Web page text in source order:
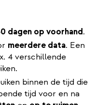
dagen op voorhand.
meerdere data. Een
4 verschillende
binnen de tijd die
tijd voor en na